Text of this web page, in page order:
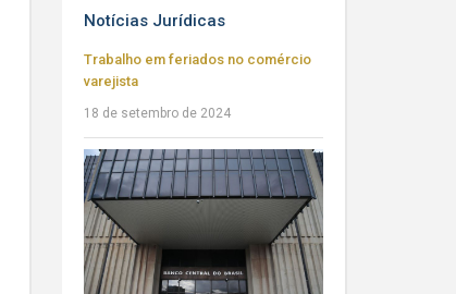
Notícias Jurídicas
Trabalho em feriados no comércio
varejista
18 de setembro de 2024